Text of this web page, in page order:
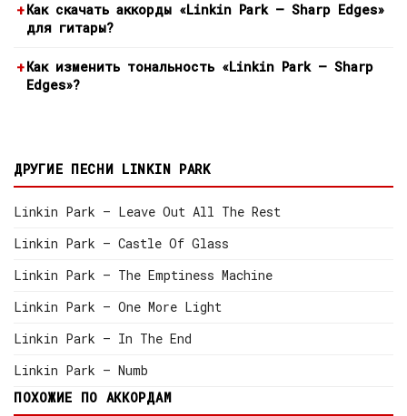
Как скачать аккорды «Linkin Park — Sharp Edges»
для гитары?
Как изменить тональность «Linkin Park — Sharp
Edges»?
ДРУГИЕ ПЕСНИ LINKIN PARK
Linkin Park — Leave Out All The Rest
Linkin Park — Castle Of Glass
Linkin Park — The Emptiness Machine
Linkin Park — One More Light
Linkin Park — In The End
Linkin Park — Numb
ПОХОЖИЕ ПО АККОРДАМ